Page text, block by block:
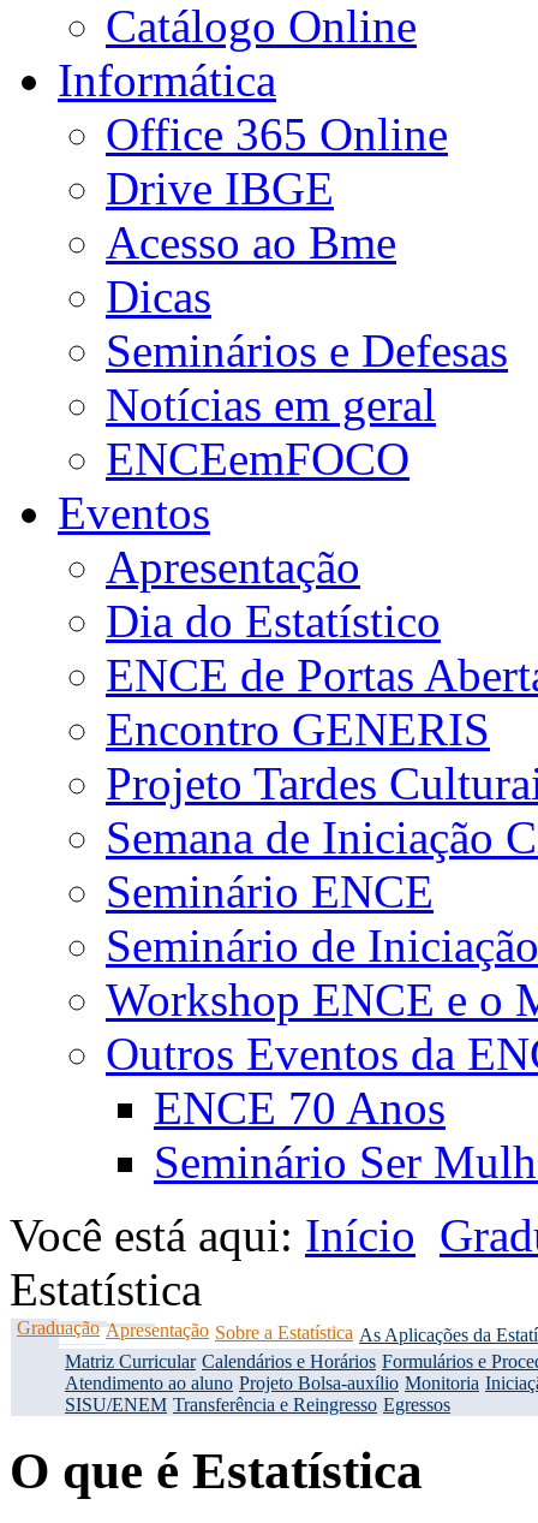
Catálogo Online
Informática
Office 365 Online
Drive IBGE
Acesso ao Bme
Dicas
Seminários e Defesas
Notícias em geral
ENCEemFOCO
Eventos
Apresentação
Dia do Estatístico
ENCE de Portas
Encontro GENERIS
Projeto Tardes
Semana de Iniciação
Seminário ENCE
Seminário de
Workshop ENCE e o
Outros Eventos da
ENCE 70 Anos
Seminário Ser
Você está aqui: Início
Estatística
Graduação Apresentação Sobre a Estatística As Aplicações da
Matriz Curricular Calendários e Horários Formulários e
Atendimento ao aluno Projeto Bolsa-auxílio Monitoria
SISU/ENEM Transferência e Reingresso Egressos
O que é Estatística